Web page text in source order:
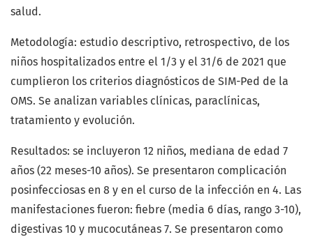
salud.
Metodología: estudio descriptivo, retrospectivo, de los
niños hospitalizados entre el 1/3 y el 31/6 de 2021 que
cumplieron los criterios diagnósticos de SIM-Ped de la
OMS. Se analizan variables clínicas, paraclínicas,
tratamiento y evolución.
Resultados: se incluyeron 12 niños, mediana de edad 7
años (22 meses-10 años). Se presentaron complicación
posinfecciosas en 8 y en el curso de la infección en 4. Las
manifestaciones fueron: fiebre (media 6 días, rango 3-10),
digestivas 10 y mucocutáneas 7. Se presentaron como